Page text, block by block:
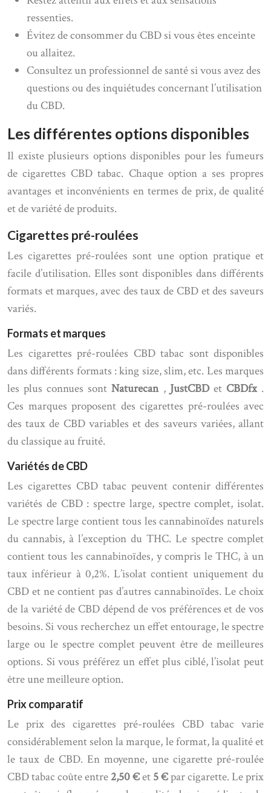
ressenties.
Évitez de consommer du CBD si vous êtes enceinte
ou allaitez.
Consultez un professionnel de santé si vous avez des
questions ou des inquiétudes concernant l’utilisation
du CBD.
Les différentes options disponibles
Il existe plusieurs options disponibles pour les fumeurs
de cigarettes CBD tabac. Chaque option a ses propres
avantages et inconvénients en termes de prix, de qualité
et de variété de produits.
Cigarettes pré-roulées
Les cigarettes pré-roulées sont une option pratique et
facile d’utilisation. Elles sont disponibles dans différents
formats et marques, avec des taux de CBD et des saveurs
variés.
Formats et marques
Les cigarettes pré-roulées CBD tabac sont disponibles
dans différents formats : king size, slim, etc. Les marques
les plus connues sontNaturecan ,JustCBD et CBDfx .
Ces marques proposent des cigarettes pré-roulées avec
des taux de CBD variables et des saveurs variées, allant
du classique au fruité.
Variétés de CBD
Les cigarettes CBD tabac peuvent contenir différentes
variétés de CBD : spectre large, spectre complet, isolat.
Le spectre large contient tous les cannabinoïdes naturels
du cannabis, à l’exception du THC. Le spectre complet
contient tous les cannabinoïdes, y compris le THC, à un
taux inférieur à 0,2%. L’isolat contient uniquement du
CBD et ne contient pas d’autres cannabinoïdes. Le choix
de la variété de CBD dépend de vos préférences et de vos
besoins. Si vous recherchez un effet entourage, le spectre
large ou le spectre complet peuvent être de meilleures
options. Si vous préférez un effet plus ciblé, l’isolat peut
être une meilleure option.
Prix comparatif
Le prix des cigarettes pré-roulées CBD tabac varie
considérablement selon la marque, le format, la qualité et
le taux de CBD. En moyenne, une cigarette pré-roulée
CBD tabac coûte entre 2,50 €et 5 €par cigarette. Le prix